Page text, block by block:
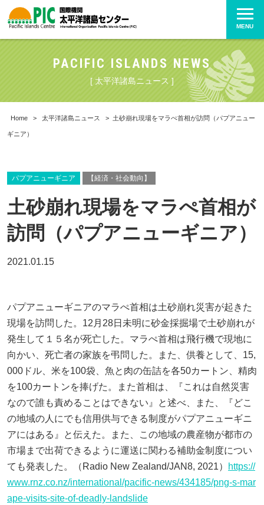
MENU
PACIFIC ISLANDS NEWS
[ 太平洋諸島ニュース ]
Home > 太平洋諸島ニュース > 土砂崩れ現場をマラぺ首相が訪問（パプアニュー
ギニア）
パプアニューギニア 【経済・社会動向】
土砂崩れ現場をマラぺ首相が
訪問（パプアニューギニア）
2021.01.15
パプアニューギニアのマラぺ首相は土砂崩れ災害が起きた
現場を訪問した。12月28日未明に砂金採掘場で土砂崩れが
発生して１５名が死亡した。マラぺ首相は飛行機で現地に
向かい、死亡者の家族を弔問した。また、供養として、15,
000ドル、米を100袋、魚と肉の缶詰を各50カートン、精肉
を100カートンを捧げた。また首相は、『これは自然災害
なので誰も責めることはできない』と述べ、また、『どこ
の地域の人にでも信用供与できる制度がパプアニューギニ
アにはある』と伝えた。また、この地域の農産物が都市の
市場まで出荷できるように運送に関わる補助金制度につい
ても発表した。（Radio New Zealand/JAN8, 2021）
https://
www.rnz.co.nz/international/pacific-news/434185/png-s-mar
ape-visits-site-of-deadly-landslide